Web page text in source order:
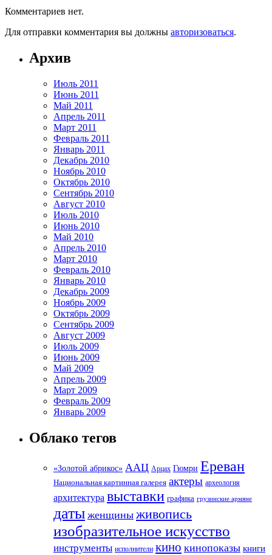
Комментариев нет.
Для отправки комментария вы должны авторизоваться.
Архив
Июль 2011
Июнь 2011
Май 2011
Апрель 2011
Март 2011
Февраль 2011
Январь 2011
Декабрь 2010
Ноябрь 2010
Октябрь 2010
Сентябрь 2010
Август 2010
Июль 2010
Июнь 2010
Май 2010
Апрель 2010
Март 2010
Февраль 2010
Январь 2010
Декабрь 2009
Ноябрь 2009
Октябрь 2009
Сентябрь 2009
Август 2009
Июль 2009
Июнь 2009
Май 2009
Апрель 2009
Март 2009
Февраль 2009
Январь 2009
Облако тегов
«Золотой абрикос» ААЦ Арцах Гюмри Ереван
Национальная картинная галерея актеры археология
архитектура выставки графика грузинские армяне
даты женщины живопись
изобразительное искусство
инструменты исполнители кино кинопоказы книги